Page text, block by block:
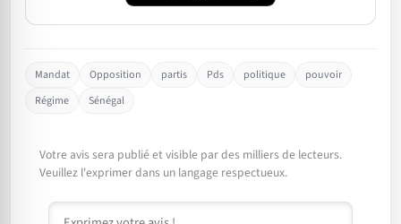
Mandat Opposition partis Pds politique
pouvoir
Régime
Sénégal
Votre avis sera publié et visible par des milliers de lecteurs.
Veuillez l'exprimer dans un langage respectueux.
Commentaire